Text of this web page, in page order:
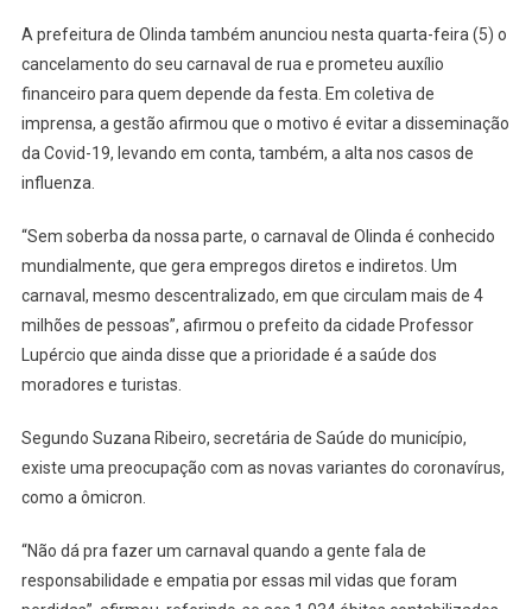
A prefeitura de Olinda também anunciou nesta quarta-feira (5) o
cancelamento do seu carnaval de rua e prometeu auxílio
financeiro para quem depende da festa. Em coletiva de
imprensa, a gestão afirmou que o motivo é evitar a disseminação
da Covid-19, levando em conta, também, a alta nos casos de
influenza.
“Sem soberba da nossa parte, o carnaval de Olinda é conhecido
mundialmente, que gera empregos diretos e indiretos. Um
carnaval, mesmo descentralizado, em que circulam mais de 4
milhões de pessoas”, afirmou o prefeito da cidade Professor
Lupércio que ainda disse que a prioridade é a saúde dos
moradores e turistas.
Segundo Suzana Ribeiro, secretária de Saúde do município,
existe uma preocupação com as novas variantes do coronavírus,
como a ômicron.
“Não dá pra fazer um carnaval quando a gente fala de
responsabilidade e empatia por essas mil vidas que foram